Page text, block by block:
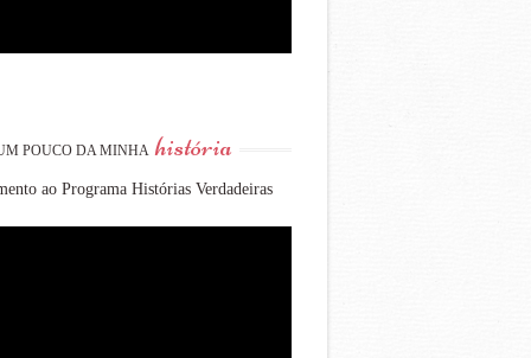
POUCO DA MINHA história
ao Programa Histórias Verdadeiras